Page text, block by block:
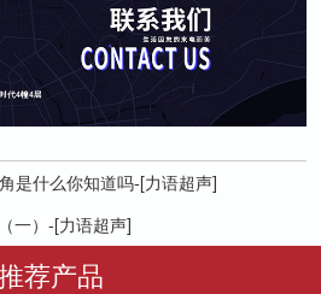
是什么你知道吗-[力语超声]
一）-[力语超声]
荐产品